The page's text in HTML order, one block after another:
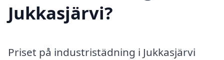
Jukkasjärvi?
Priset på industristädning i Jukkasjärvi